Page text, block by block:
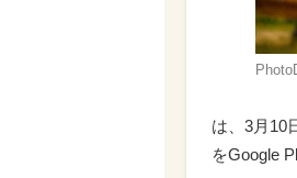
は、3月10
をGoogle